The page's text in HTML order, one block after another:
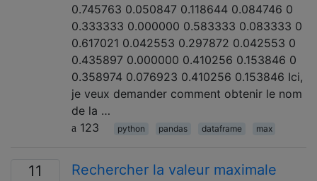
0.745763 0.050847 0.118644 0.084746 0
0.333333 0.000000 0.583333 0.083333 0
0.617021 0.042553 0.297872 0.042553 0
0.435897 0.000000 0.410256 0.153846 0
0.358974 0.076923 0.410256 0.153846 Ici,
je veux demander comment obtenir le nom
de la …
123
python pandas dataframe max
11
Rechercher la valeur maximale